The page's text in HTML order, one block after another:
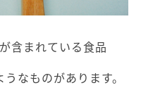
含まれている食品
なものがあります。